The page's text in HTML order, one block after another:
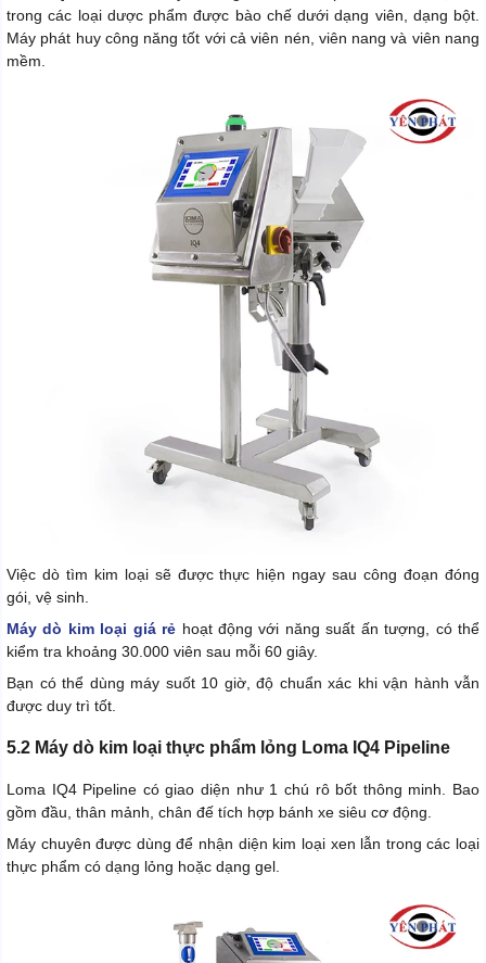
trong các loại dược phẩm được bào chế dưới dạng viên, dạng bột.
Máy phát huy công năng tốt với cả viên nén, viên nang và viên nang
mềm.
Việc dò tìm kim loại sẽ được thực hiện ngay sau công đoạn đóng
gói, vệ sinh.
Máy dò kim loại giá rẻ hoạt động với năng suất ấn tượng, có thể
kiểm tra khoảng 30.000 viên sau mỗi 60 giây.
Bạn có thể dùng máy suốt 10 giờ, độ chuẩn xác khi vận hành vẫn
được duy trì tốt.
5.2 Máy dò kim loại thực phẩm lỏng Loma IQ4 Pipeline
Loma IQ4 Pipeline có giao diện như 1 chú rô bốt thông minh. Bao
gồm đầu, thân mảnh, chân đế tích hợp bánh xe siêu cơ động.
Máy chuyên được dùng để nhận diện kim loại xen lẫn trong các loại
thực phẩm có dạng lỏng hoặc dạng gel.